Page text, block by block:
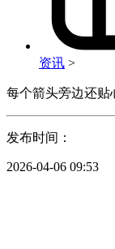
资讯 >
每个箭头旁边还贴
发布时间：
2026-04-06 09:53